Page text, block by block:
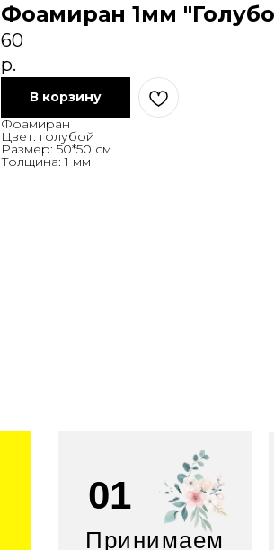
Фоамиран 1мм
60
р.
В корзину
Фоамиран
Цвет: голубой
Размер: 50*50 см
Толщина: 1 мм
01
Принимаем